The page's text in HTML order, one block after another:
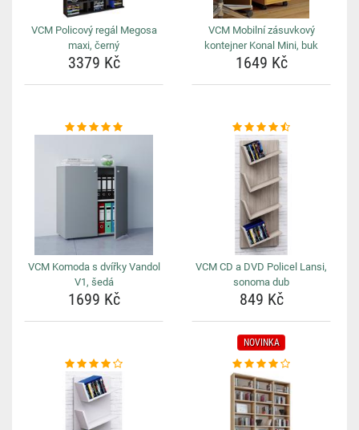
VCM Policový regál Megosa
maxi, černý
3379 Kč
VCM Mobilní zásuvkový
kontejner Konal Mini, buk
1649 Kč
VCM Komoda s dvířky Vandol
V1, šedá
1699 Kč
VCM CD a DVD Policel Lansi,
sonoma dub
849 Kč
NOVINKA